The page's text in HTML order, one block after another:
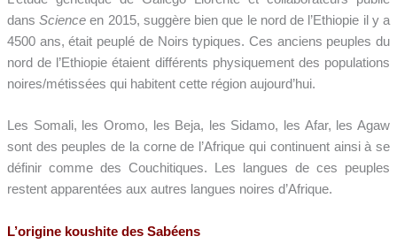
dansScience en 2015, suggère bien que le nord de l’Ethiopie il y a
4500 ans, était peuplé de Noirs typiques. Ces anciens peuples du
nord de l’Ethiopie étaient différents physiquement des populations
noires/métissées qui habitent cette région aujourd’hui.
Les Somali, les Oromo, les Beja, les Sidamo, les Afar, les Agaw
sont des peuples de la corne de l’Afrique qui continuent ainsi à se
définir comme des Couchitiques. Les langues de ces peuples
restent apparentées aux autres langues noires d’Afrique.
L’origine koushite des Sabéens